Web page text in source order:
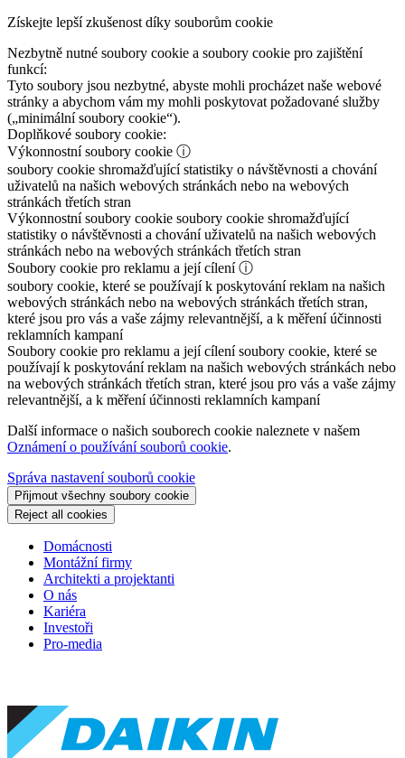
Získejte lepší zkušenost díky souborům cookie
Nezbytně nutné soubory cookie a soubory cookie pro zajištění
funkcí:
Tyto soubory jsou nezbytné, abyste mohli procházet naše webové
stránky a abychom vám my mohli poskytovat požadované služby
(„minimální soubory cookie“).
Doplňkové soubory cookie:
Výkonnostní soubory cookie ⓘ
soubory cookie shromažďující statistiky o návštěvnosti a chování
uživatelů na našich webových stránkách nebo na webových
stránkách třetích stran
Výkonnostní soubory cookie soubory cookie shromažďující
statistiky o návštěvnosti a chování uživatelů na našich webových
stránkách nebo na webových stránkách třetích stran
Soubory cookie pro reklamu a její cílení ⓘ
soubory cookie, které se používají k poskytování reklam na našich
webových stránkách nebo na webových stránkách třetích stran,
které jsou pro vás a vaše zájmy relevantnější, a k měření účinnosti
reklamních kampaní
Soubory cookie pro reklamu a její cílenísoubory cookie, které se
používají k poskytování reklam na našich webových stránkách nebo
na webových stránkách třetích stran, které jsou pro vás a vaše zájmy
relevantnější, a k měření účinnosti reklamních kampaní
Další informace o našich souborech cookie naleznete v našem
Oznámení o používání souborů cookie.
Správa nastavení souborů cookie
Přijmout všechny soubory cookie
Reject all cookies
Domácnosti
Montážní firmy
Architekti a projektanti
O nás
Kariéra
Investoři
Pro-media